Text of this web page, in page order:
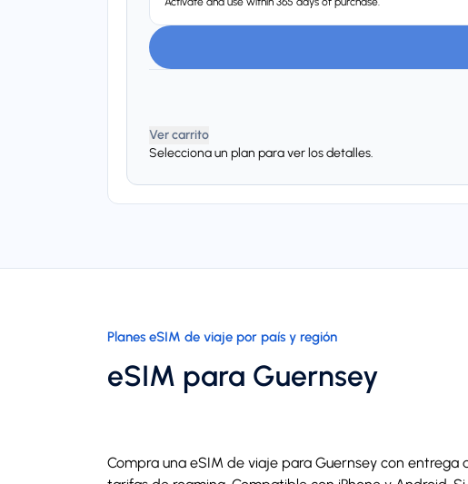
Ver carrito
Selecciona un plan para ver los detalles.
Planes eSIM de viaje por país y región
eSIM para Guernsey
Compra una eSIM de viaje para Guernsey con entrega